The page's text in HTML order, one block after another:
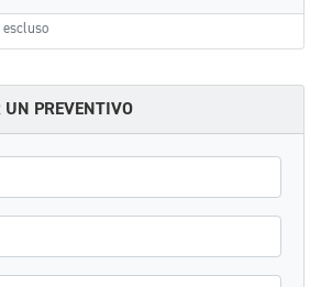
escluso
UN PREVENTIVO